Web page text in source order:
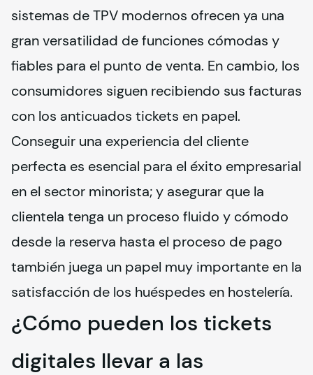
sistemas de TPV modernos ofrecen ya una
gran versatilidad de funciones cómodas y
fiables para el punto de venta. En cambio, los
consumidores siguen recibiendo sus facturas
con los anticuados tickets en papel.
Conseguir una experiencia del cliente
perfecta es esencial para el éxito empresarial
en el sector minorista; y asegurar que la
clientela tenga un proceso fluido y cómodo
desde la reserva hasta el proceso de pago
también juega un papel muy importante en la
satisfacción de los huéspedes en hostelería.
¿Cómo pueden los tickets
digitales llevar a las